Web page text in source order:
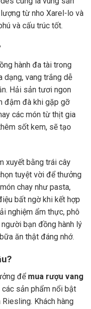
từ nho Xarel-lo và
và cấu trúc tốt.
hành đa tài trong
dạng, vang trắng dễ
Hải sản tươi ngon
đậm đà khi gặp gỡ
các món từ thịt gia
sốt kem, sẽ tạo
xuyết bằng trái cây
tuyệt vời để thưởng
chay như pasta,
bất ngờ khi kết hợp
nghiệm ẩm thực, phô
bạn đồng hành lý
ăn thật đáng nhớ.
để mua rượu vang
sản phẩm nổi bật
Khách hàng